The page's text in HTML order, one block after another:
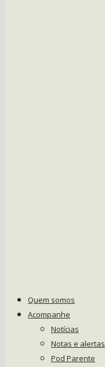
Quem somos
Acompanhe
Notícias
Notas e alertas
Pod Parente